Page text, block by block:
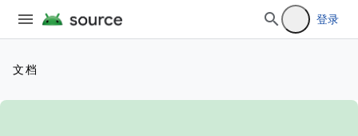
登录
文档